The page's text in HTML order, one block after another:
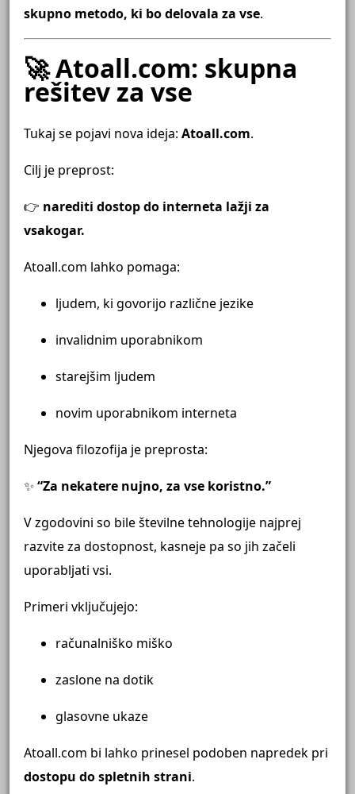
skupno metodo, ki bo delovala za vse.
🚀 Atoall.com: skupna
rešitev za vse
Tukaj se pojavi nova ideja: Atoall.com.
Cilj je preprost:
👉 narediti dostop do interneta lažji za
vsakogar.
Atoall.com lahko pomaga:
ljudem, ki govorijo različne jezike
invalidnim uporabnikom
starejšim ljudem
novim uporabnikom interneta
Njegova filozofija je preprosta:
✨ “Za nekatere nujno, za vse koristno.”
V zgodovini so bile številne tehnologije najprej
razvite za dostopnost, kasneje pa so jih začeli
uporabljati vsi.
Primeri vključujejo:
računalniško miško
zaslone na dotik
glasovne ukaze
Atoall.com bi lahko prinesel podoben napredek pri
dostopu do spletnih strani.